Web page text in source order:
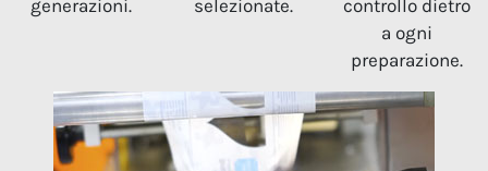
generazioni. selezionate.
controllo dietro
a ogni
preparazione.